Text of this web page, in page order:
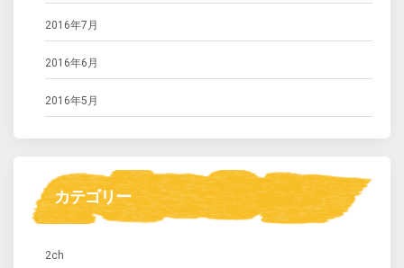
2016年7月
2016年6月
2016年5月
カテゴリー
2ch